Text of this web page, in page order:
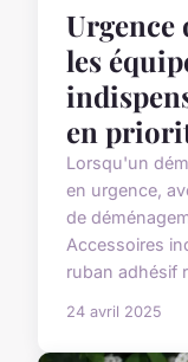
Urgence
les
en
Lorsqu'un
en urgence,
de
Accessoires
ruban adhésif
24 avril 2025